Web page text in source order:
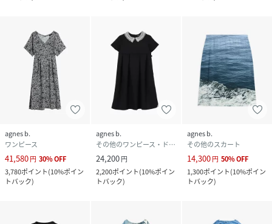
agnes b.
ワンピース
41,580円 30%OFF
3,780ポイント(10%ポイン
トバック)
agnes b.
その他のワンピース・ドレス
24,200円
2,200ポイント(10%ポイン
トバック)
agnes b.
その他のスカート
14,300円 50%OFF
1,300ポイント(10%ポイン
トバック)